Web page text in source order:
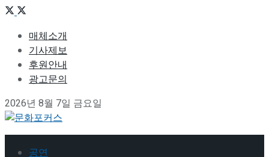
매체소개
기사제보
후원안내
광고문의
2026년 8월 7일 금요일
공연